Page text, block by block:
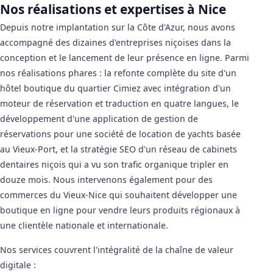
Nos réalisations et expertises à Nice
Depuis notre implantation sur la Côte d'Azur, nous avons
accompagné des dizaines d'entreprises niçoises dans la
conception et le lancement de leur présence en ligne. Parmi
nos réalisations phares : la refonte complète du site d'un
hôtel boutique du quartier Cimiez avec intégration d'un
moteur de réservation et traduction en quatre langues, le
développement d'une application de gestion de
réservations pour une société de location de yachts basée
au Vieux-Port, et la stratégie SEO d'un réseau de cabinets
dentaires niçois qui a vu son trafic organique tripler en
douze mois. Nous intervenons également pour des
commerces du Vieux-Nice qui souhaitent développer une
boutique en ligne pour vendre leurs produits régionaux à
une clientèle nationale et internationale.
Nos services couvrent l'intégralité de la chaîne de valeur
digitale :